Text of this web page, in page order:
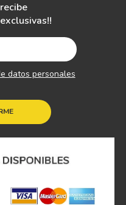
datos personales